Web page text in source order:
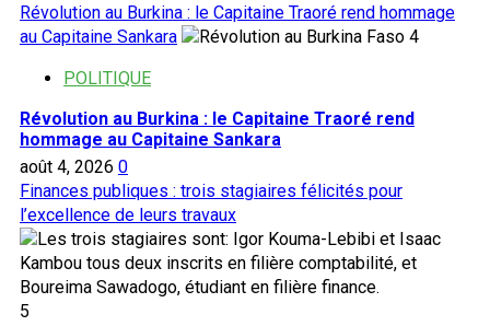
Révolution au Burkina : le Capitaine Traoré rend hommage
au Capitaine Sankara
4
POLITIQUE
Révolution au Burkina : le Capitaine Traoré rend
hommage au Capitaine Sankara
août 4, 2026 0
Finances publiques : trois stagiaires félicités pour
l’excellence de leurs travaux
5